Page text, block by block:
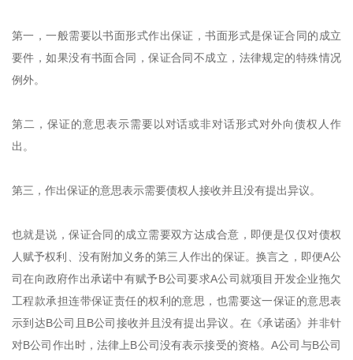
第一，一般需要以书面形式作出保证，书面形式是保证合同的成立
要件，如果没有书面合同，保证合同不成立，法律规定的特殊情况
例外。
第二，保证的意思表示需要以对话或非对话形式对外向债权人作
出。
第三，作出保证的意思表示需要债权人接收并且没有提出异议。
也就是说，保证合同的成立需要双方达成合意，即便是仅仅对债权
人赋予权利、没有附加义务的第三人作出的保证。换言之，即便A公
司在向政府作出承诺中有赋予B公司要求A公司就项目开发企业拖欠
工程款承担连带保证责任的权利的意思，也需要这一保证的意思表
示到达B公司且B公司接收并且没有提出异议。在《承诺函》并非针
对B公司作出时，法律上B公司没有表示接受的资格。A公司与B公司